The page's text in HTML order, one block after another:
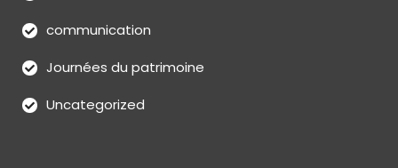
communication
Journées du patrimoine
Uncategorized